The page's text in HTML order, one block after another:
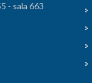
- sala 663